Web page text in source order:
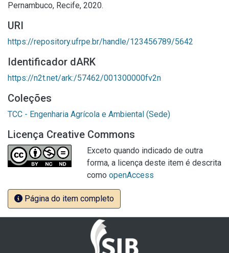
Pernambuco, Recife, 2020.
URI
https://repository.ufrpe.br/handle/123456789/5642
Identificador dARK
https://n2t.net/ark:/57462/001300000fv2n
Coleções
TCC - Engenharia Agrícola e Ambiental (Sede)
Licença Creative Commons
Exceto quando indicado de outra
forma, a licença deste item é descrita
como openAccess
Página do item completo